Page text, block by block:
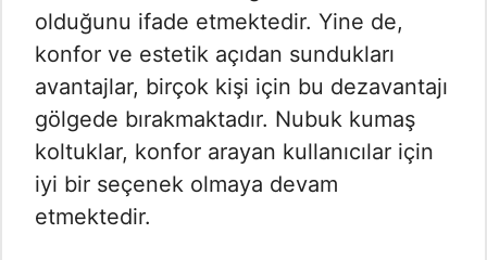
olduğunu ifade etmektedir. Yine de,
konfor ve estetik açıdan sundukları
avantajlar, birçok kişi için bu dezavantajı
gölgede bırakmaktadır. Nubuk kumaş
koltuklar, konfor arayan kullanıcılar için
iyi bir seçenek olmaya devam
etmektedir.